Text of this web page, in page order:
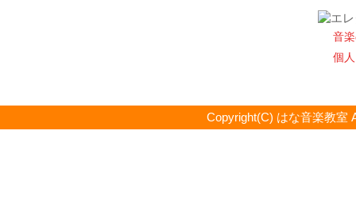
音
個
Copyright(C) はな音楽教室